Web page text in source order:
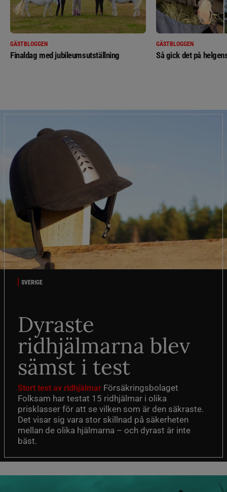
GÄSTBLOGGEN
Finaldag med jubileumsutställning
GÄSTBLOGGEN
Så gick det på
SVERIGE
Dyraste
ridhjälmarna blev
sämst i test
Stort test av ridhjälmar Försäkringsbolaget
Folksam har testat 15 ridhjälmar i olika
prisklasser för att se vilken som är den säkraste.
Det visar sig vara stor skillnad på säkerheten
mellan de olika hjälmarna – och dyrast är inte
bäst.